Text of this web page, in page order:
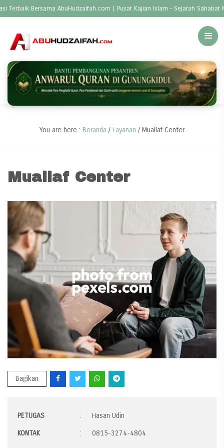
Bersama AbuHudzaifah.com | Pusat Kajian Islam • Sejarah Sahabat
You are here : Beranda / Layanan / Muallaf Center
Muallaf Center
Bagikan
PETUGAS : Hasan Udin
KONTAK : 0815-3274-4804